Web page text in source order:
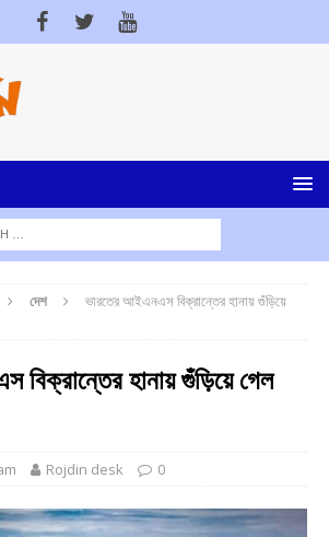
দেশ
ভারতের আইএনএস বিক্রান্তের হানায় গুঁড়িয়ে
হানায় গুঁড়িয়ে গেল
Rojdin desk 0